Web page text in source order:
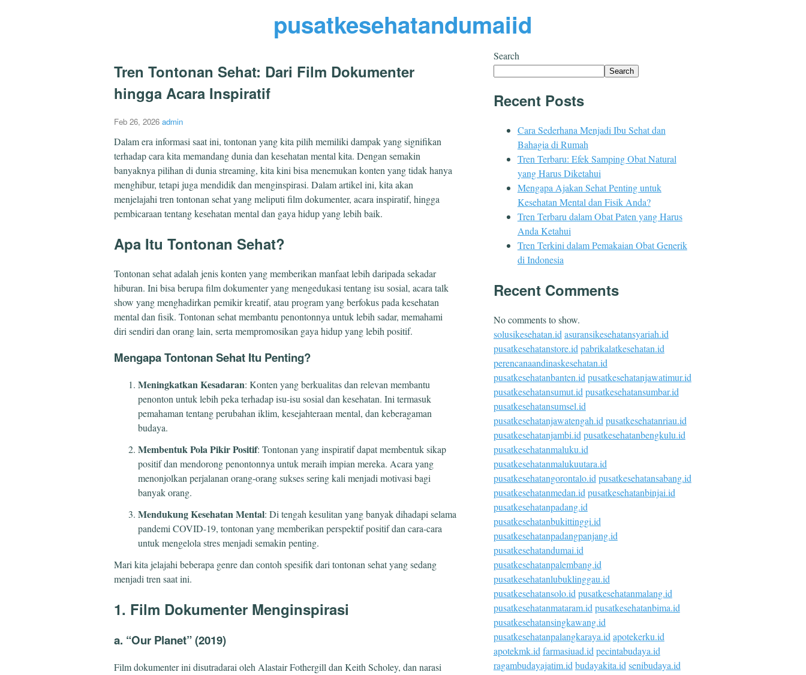
pusatkesehatandumaiid
Tren Tontonan Sehat: Dari Film Dokumenter
hingga Acara Inspiratif
Feb 26, 2026 admin
Dalam era informasi saat ini, tontonan yang kita pilih memiliki dampak yang signifikan
terhadap cara kita memandang dunia dan kesehatan mental kita. Dengan semakin
banyaknya pilihan di dunia streaming, kita kini bisa menemukan konten yang tidak hanya
menghibur, tetapi juga mendidik dan menginspirasi. Dalam artikel ini, kita akan
menjelajahi tren tontonan sehat yang meliputi film dokumenter, acara inspiratif, hingga
pembicaraan tentang kesehatan mental dan gaya hidup yang lebih baik.
Apa Itu Tontonan Sehat?
Tontonan sehat adalah jenis konten yang memberikan manfaat lebih daripada sekadar
hiburan. Ini bisa berupa film dokumenter yang mengedukasi tentang isu sosial, acara talk
show yang menghadirkan pemikir kreatif, atau program yang berfokus pada kesehatan
mental dan fisik. Tontonan sehat membantu penontonnya untuk lebih sadar, memahami
diri sendiri dan orang lain, serta mempromosikan gaya hidup yang lebih positif.
Mengapa Tontonan Sehat Itu Penting?
Meningkatkan Kesadaran: Konten yang berkualitas dan relevan membantu
penonton untuk lebih peka terhadap isu-isu sosial dan kesehatan. Ini termasuk
pemahaman tentang perubahan iklim, kesejahteraan mental, dan keberagaman
budaya.
Membentuk Pola Pikir Positif: Tontonan yang inspiratif dapat membentuk sikap
positif dan mendorong penontonnya untuk meraih impian mereka. Acara yang
menonjolkan perjalanan orang-orang sukses sering kali menjadi motivasi bagi
banyak orang.
Mendukung Kesehatan Mental: Di tengah kesulitan yang banyak dihadapi selama
pandemi COVID-19, tontonan yang memberikan perspektif positif dan cara-cara
untuk mengelola stres menjadi semakin penting.
Mari kita jelajahi beberapa genre dan contoh spesifik dari tontonan sehat yang sedang
menjadi tren saat ini.
1. Film Dokumenter Menginspirasi
a. “Our Planet” (2019)
Film dokumenter ini disutradarai oleh Alastair Fothergill dan Keith Scholey, dan narasi
Search
Search
Recent Posts
Cara Sederhana Menjadi Ibu Sehat dan
Bahagia di Rumah
Tren Terbaru: Efek Samping Obat Natural
yang Harus Diketahui
Mengapa Ajakan Sehat Penting untuk
Kesehatan Mental dan Fisik Anda?
Tren Terbaru dalam Obat Paten yang Harus
Anda Ketahui
Tren Terkini dalam Pemakaian Obat Generik
di Indonesia
Recent Comments
No comments to show.
solusikesehatan.id asuransikesehatansyariah.id
pusatkesehatanstore.id pabrikalatkesehatan.id
perencanaandinaskesehatan.id
pusatkesehatanbanten.id pusatkesehatanjawatimur.id
pusatkesehatansumut.id pusatkesehatansumbar.id
pusatkesehatansumsel.id
pusatkesehatanjawatengah.id pusatkesehatanriau.id
pusatkesehatanjambi.id pusatkesehatanbengkulu.id
pusatkesehatanmaluku.id
pusatkesehatanmalukuutara.id
pusatkesehatangorontalo.id pusatkesehatansabang.id
pusatkesehatanmedan.id pusatkesehatanbinjai.id
pusatkesehatanpadang.id
pusatkesehatanbukittinggi.id
pusatkesehatanpadangpanjang.id
pusatkesehatandumai.id
pusatkesehatanpalembang.id
pusatkesehatanlubuklinggau.id
pusatkesehatansolo.id pusatkesehatanmalang.id
pusatkesehatanmataram.id pusatkesehatanbima.id
pusatkesehatansingkawang.id
pusatkesehatanpalangkaraya.id apotekerku.id
apotekmk.id farmasiuad.id pecintabudaya.id
ragambudayajatim.id budayakita.id senibudaya.id